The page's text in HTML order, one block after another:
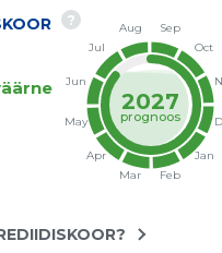
?
2027
prognoos